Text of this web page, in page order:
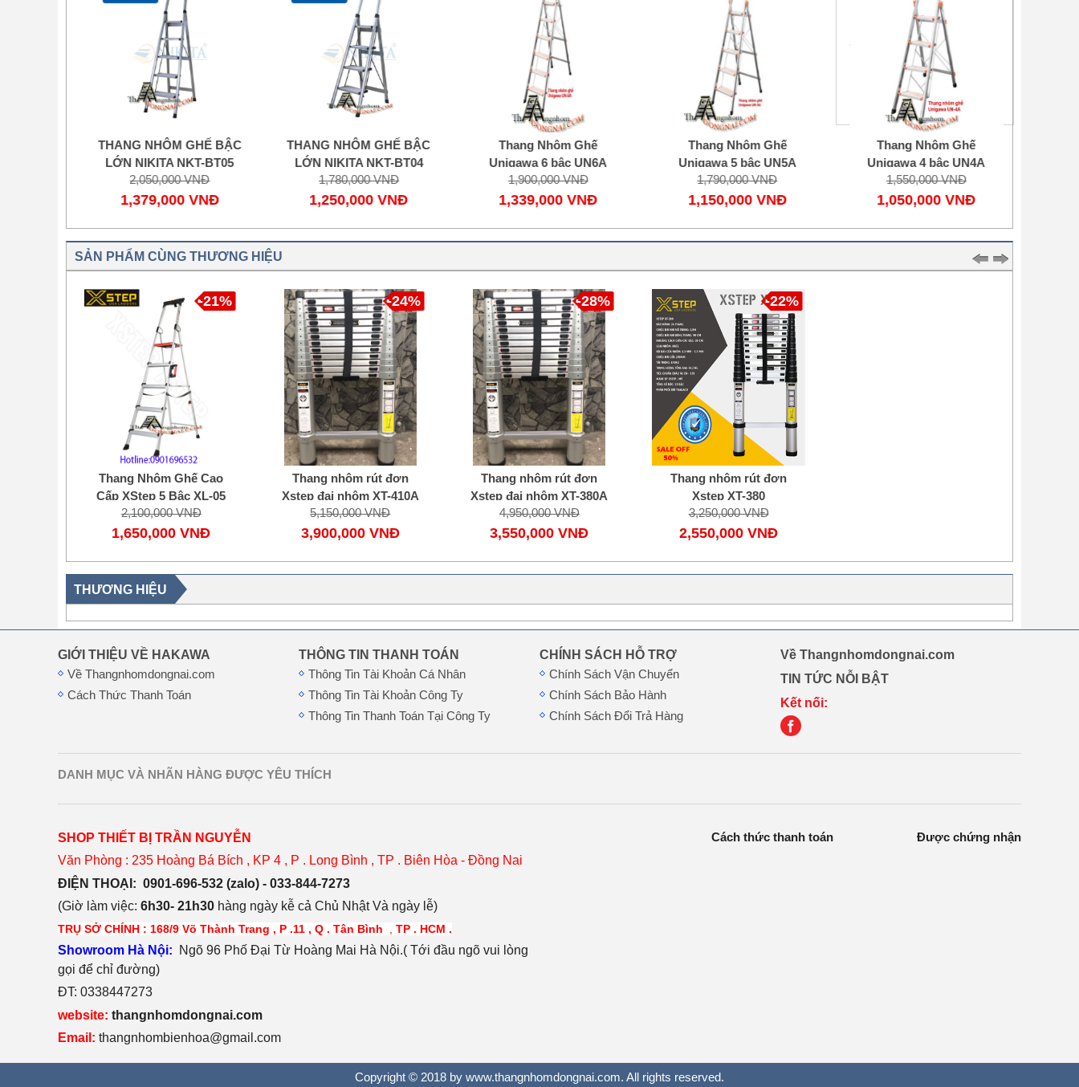
Thang Nhôm Ghế Unigawa
4 bậc UN4A
1,550,000 VNĐ
1,050,000 VNĐ
THANG NHÔM GHẾ BẬC
LỚN NIKITA NKT-BT05
2,050,000 VNĐ
1,379,000 VNĐ
THANG NHÔM GHẾ BẬC
LỚN NIKITA NKT-BT04
1,780,000 VNĐ
1,250,000 VNĐ
Thang Nhôm Ghế
Unigawa 6 bậc UN6A
1,900,000 VNĐ
1,339,000 VNĐ
Thang Nhôm Ghế
Unigawa 5 bậc UN5A
1,790,000 VNĐ
1,150,000 VNĐ
Thang Nhôm Ghế
Unigawa 4 bậc UN4A
1,550,000 VNĐ
1,050,000 VNĐ
SẢN PHẨM CÙNG THƯƠNG HIỆU
Thang Nhôm Ghế Cao
Cấp XStep 5 Bậc XL-05
2,100,000 VNĐ
1,650,000 VNĐ
-21%
Thang nhôm rút đơn
Xstep đai nhôm XT-410A
5,150,000 VNĐ
3,900,000 VNĐ
-24%
Thang nhôm rút đơn
Xstep đai nhôm XT-380A
4,950,000 VNĐ
3,550,000 VNĐ
-28%
Thang nhôm rút đơn
Xstep XT-380
3,250,000 VNĐ
2,550,000 VNĐ
-22%
THƯƠNG HIỆU
GIỚI THIỆU VỀ HAKAWA
Về Thangnhomdongnai.com
Cách Thức Thanh Toán
THÔNG TIN THANH TOÁN
Thông Tin Tài Khoản Cá Nhân
Thông Tin Tài Khoản Công Ty
Thông Tin Thanh Toán Tại Công Ty
CHÍNH SÁCH HỖ TRỢ
Chính Sách Vận Chuyển
Chính Sách Bảo Hành
Chính Sách Đổi Trả Hàng
Về Thangnhomdongnai.com
TIN TỨC NỖI BẬT
Kết nối:
DANH MỤC VÀ NHÃN HÀNG ĐƯỢC YÊU THÍCH
SHOP THIẾT BỊ TRẦN NGUYỄN
Văn Phòng : 235 Hoàng Bá Bích , KP 4 , P . Long Bình , TP . Biên Hòa - Đồng Nai
ĐIỆN THOẠI: 0901-696-532 (zalo) - 033-844-7273
(Giờ làm việc: 6h30- 21h30 hàng ngày kễ cả Chủ Nhật Và ngày lễ)
TRỤ SỞ CHÍNH : 168/9 Võ Thành Trang , P .11 , Q . Tân Bình TP . HCM .
S howroom Hà Nội: Ngõ 96 Phố Đại Từ Hoàng Mai Hà Nội.( Tới đầu ngõ vui lòng
gọi để chỉ đường)
ĐT: 0338447273
website: thangnhomdongnai.com
Email: thangnhombienhoa@gmail.com
Được chứng nhận
Cách thức thanh toán
Copyright © 2018 by www.thangnhomdongnai.com. All rights reserved.